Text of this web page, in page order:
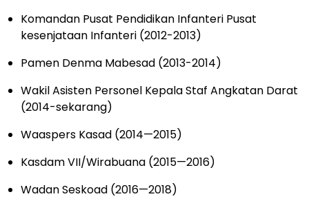
Komandan Pusat Pendidikan Infanteri Pusat
kesenjataan Infanteri (2012-2013)
Pamen Denma Mabesad (2013-2014)
Wakil Asisten Personel Kepala Staf Angkatan Darat
(2014-sekarang)
Waaspers Kasad (2014—2015)
Kasdam VII/Wirabuana (2015—2016)
Wadan Seskoad (2016—2018)